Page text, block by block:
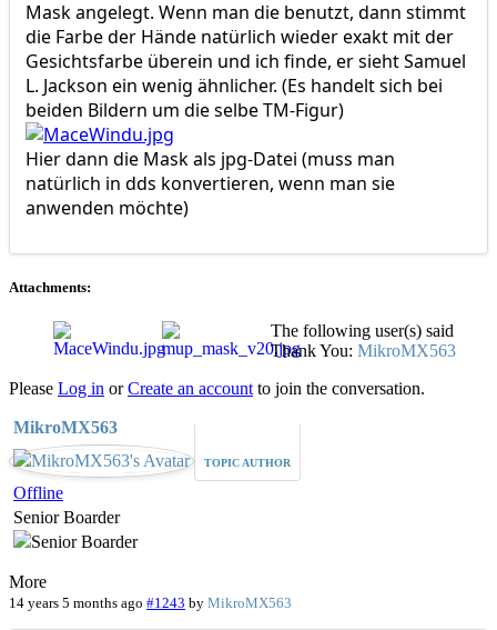
Mask angelegt. Wenn man die benutzt, dann stimmt
die Farbe der Hände natürlich wieder exakt mit der
Gesichtsfarbe überein und ich finde, er sieht Samuel
L. Jackson ein wenig ähnlicher. (Es handelt sich bei
beiden Bildern um die selbe TM-Figur)
Hier dann die Mask als jpg-Datei (muss man
natürlich in dds konvertieren, wenn man sie
anwenden möchte)
Attachments:
The following user(s) said
Thank You: MikroMX563
Please Log in orCreate an accountto join the conversation.
MikroMX563
TOPIC AUTHOR
Offline
Senior Boarder
More
14 years 5 months ago #1243 by MikroMX563